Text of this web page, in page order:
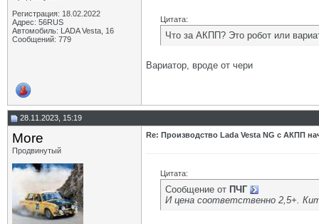
Регистрация: 18.02.2022
Адрес: 56RUS
Автомобиль: LADA Vesta, 16
Сообщений: 779
Цитата:
Что за АКПП? Это робот или
Вариатор, вроде от чери
28.11.2023, 15:19
More
Продвинутый
Re: Производство Lada Vesta NG с АКПП
Цитата:
Сообщение от ПЧГ
И цена соответственно 2,5+.